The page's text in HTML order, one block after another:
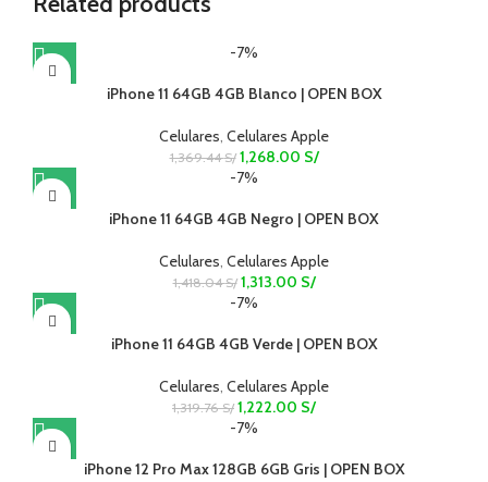
-7%
iPhone 11 64GB 4GB Blanco | OPEN BOX
Celulares Celulares Apple
1,369.44S/ 1,268.00 S/
-7%
iPhone 11 64GB 4GB Negro | OPEN BOX
Celulares Celulares Apple
1,418.04S/ 1,313.00 S/
-7%
iPhone 11 64GB 4GB Verde | OPEN BOX
Celulares Celulares Apple
1,319.76S/ 1,222.00 S/
-7%
iPhone 12 Pro Max 128GB 6GB Gris | OPEN BOX